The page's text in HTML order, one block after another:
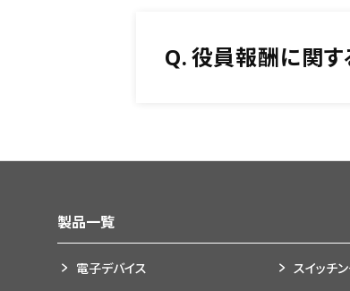
Q.役員報酬に関す
製品一覧
電子デバイス スイッチ